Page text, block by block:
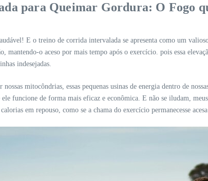
para Queimar Gordura: O Fogo
E o treino de corrida intervalada se apresenta como um
mantendo-o aceso por mais tempo após o exercício. pois essa
indesejadas.
mitocôndrias, essas pequenas usinas de energia dentro de
funcione de forma mais eficaz e econômica. E não se iludam,
em repouso, como se a chama do exercício permanecesse